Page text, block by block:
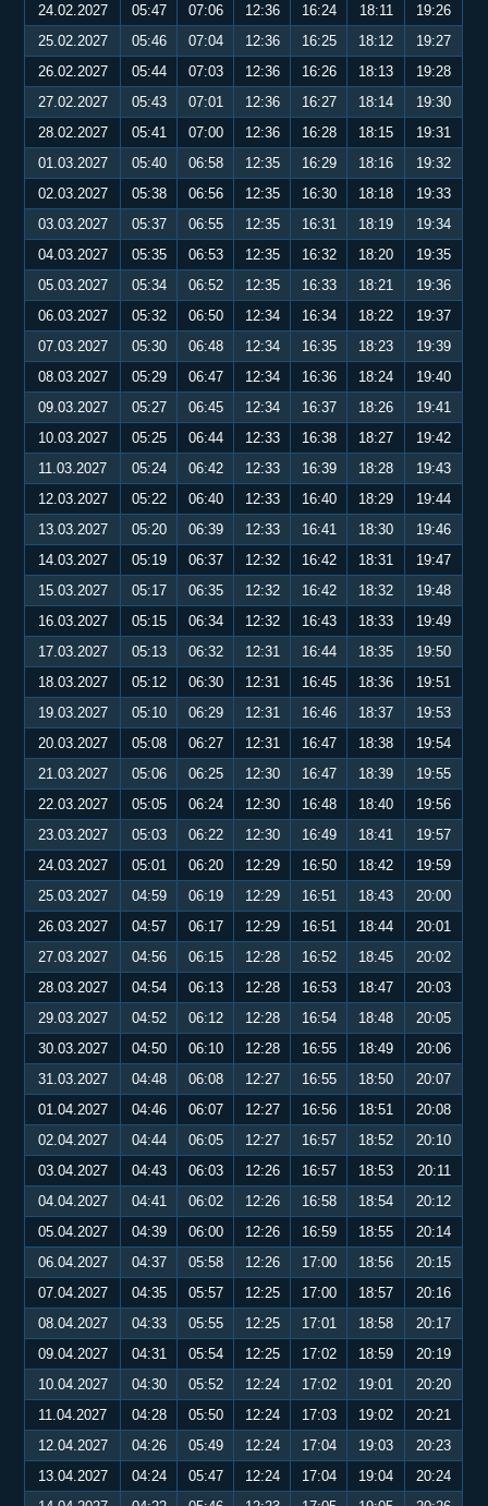
24.02.2027
05:47 07:06 12:36 16:24 18:11
19:26
25.02.2027
05:46 07:04 12:36 16:25 18:12
19:27
26.02.2027
05:44 07:03 12:36 16:26 18:13
19:28
27.02.2027
05:43 07:01 12:36 16:27 18:14
19:30
28.02.2027
05:41 07:00 12:36 16:28 18:15
19:31
01.03.2027
05:40 06:58 12:35 16:29 18:16
19:32
02.03.2027
05:38 06:56 12:35 16:30 18:18
19:33
03.03.2027
05:37 06:55 12:35 16:31 18:19
19:34
04.03.2027
05:35 06:53 12:35 16:32 18:20
19:35
05.03.2027
05:34 06:52 12:35 16:33 18:21
19:36
06.03.2027
05:32 06:50 12:34 16:34 18:22
19:37
07.03.2027
05:30 06:48 12:34 16:35 18:23
19:39
08.03.2027
05:29 06:47 12:34 16:36 18:24
19:40
09.03.2027
05:27 06:45 12:34 16:37 18:26
19:41
10.03.2027
05:25 06:44 12:33 16:38 18:27
19:42
11.03.2027
05:24 06:42 12:33 16:39 18:28
19:43
12.03.2027
05:22 06:40 12:33 16:40 18:29
19:44
13.03.2027
05:20 06:39 12:33 16:41 18:30
19:46
14.03.2027
05:19 06:37 12:32 16:42 18:31
19:47
15.03.2027
05:17 06:35 12:32 16:42 18:32
19:48
16.03.2027
05:15 06:34 12:32 16:43 18:33
19:49
17.03.2027
05:13 06:32 12:31 16:44 18:35
19:50
18.03.2027
05:12 06:30 12:31 16:45 18:36
19:51
19.03.2027
05:10 06:29 12:31 16:46 18:37
19:53
20.03.2027
05:08 06:27 12:31 16:47 18:38
19:54
21.03.2027
05:06 06:25 12:30 16:47 18:39
19:55
22.03.2027
05:05 06:24 12:30 16:48 18:40
19:56
23.03.2027
05:03 06:22 12:30 16:49 18:41
19:57
24.03.2027
05:01 06:20 12:29 16:50 18:42
19:59
25.03.2027
04:59 06:19 12:29 16:51 18:43
20:00
26.03.2027
04:57 06:17 12:29 16:51 18:44
20:01
27.03.2027
04:56 06:15 12:28 16:52 18:45
20:02
28.03.2027
04:54 06:13 12:28 16:53 18:47
20:03
29.03.2027
04:52 06:12 12:28 16:54 18:48
20:05
30.03.2027
04:50 06:10 12:28 16:55 18:49
20:06
31.03.2027
04:48 06:08 12:27 16:55 18:50
20:07
01.04.2027
04:46 06:07 12:27 16:56 18:51
20:08
02.04.2027
04:44 06:05 12:27 16:57 18:52
20:10
03.04.2027
04:43 06:03 12:26 16:57 18:53
20:11
04.04.2027
04:41 06:02 12:26 16:58 18:54
20:12
05.04.2027
04:39 06:00 12:26 16:59 18:55
20:14
06.04.2027
04:37 05:58 12:26 17:00 18:56
20:15
07.04.2027
04:35 05:57 12:25 17:00 18:57
20:16
08.04.2027
04:33 05:55 12:25 17:01 18:58
20:17
09.04.2027
04:31 05:54 12:25 17:02 18:59
20:19
10.04.2027
04:30 05:52 12:24 17:02 19:01
20:20
11.04.2027
04:28 05:50 12:24 17:03 19:02
20:21
12.04.2027
04:26 05:49 12:24 17:04 19:03
20:23
13.04.2027
04:24 05:47 12:24 17:04 19:04
20:24